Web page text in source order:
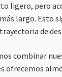
ligero, pero
largo. Esto
de
combinar
ofrecemos